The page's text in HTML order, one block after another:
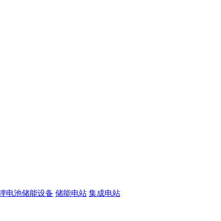
电池储能设备 储能电站 集成电站